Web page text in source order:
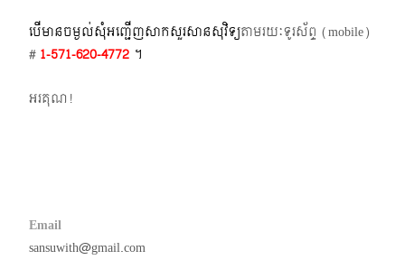
បើមានចម្ងល់​សុំអញ្ជើញសាកសួរសានសុវិទ្យតាមរយៈទូរស័ព្ទ​ (mobile)​
# 1-571-620-4772​ ។
អរគុណ!
Email
sansuwith@gmail.com